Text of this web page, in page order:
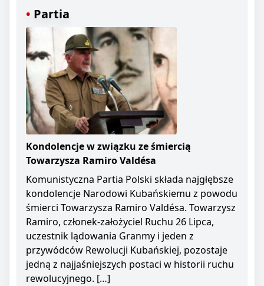
Partia
Kondolencje w związku ze śmiercią
Towarzysza Ramiro Valdésa
Komunistyczna Partia Polski składa najgłębsze
kondolencje Narodowi Kubańskiemu z powodu
śmierci Towarzysza Ramiro Valdésa. Towarzysz
Ramiro, członek-założyciel Ruchu 26 Lipca,
uczestnik lądowania Granmy i jeden z
przywódców Rewolucji Kubańskiej, pozostaje
jedną z najjaśniejszych postaci w historii ruchu
rewolucyjnego. […]